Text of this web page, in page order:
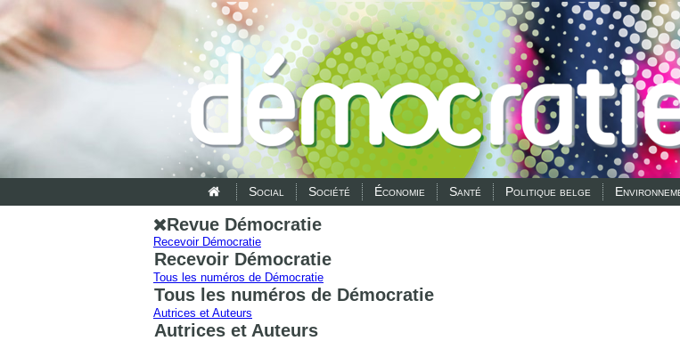
Social Société Économie Santé Politique belge
Revue Démocratie
Recevoir Démocratie
Recevoir Démocratie
Tous les numéros de Démocratie
Tous les numéros de Démocratie
Autrices et Auteurs
Autrices et Auteurs